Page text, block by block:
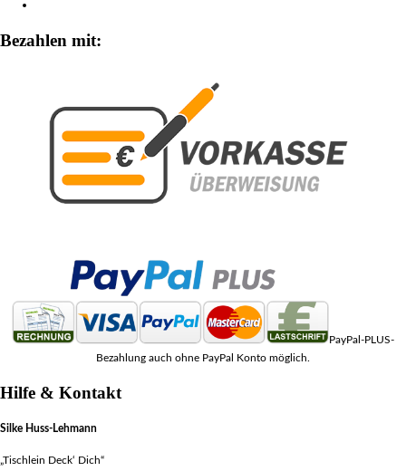
Bezahlen mit:
PayPal-PLUS-
Bezahlung auch ohne PayPal Konto möglich.
Hilfe & Kontakt
Silke Huss-Lehmann
„Tischlein Deck‘ Dich“